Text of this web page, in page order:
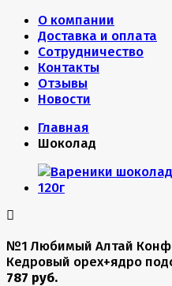
О компании
Доставка и оплата
Сотрудничество
Контакты
Отзывы
Новости
Главная
Шоколад
№1 Любимый Алтай
Кедровый орех+ядро
787 руб.